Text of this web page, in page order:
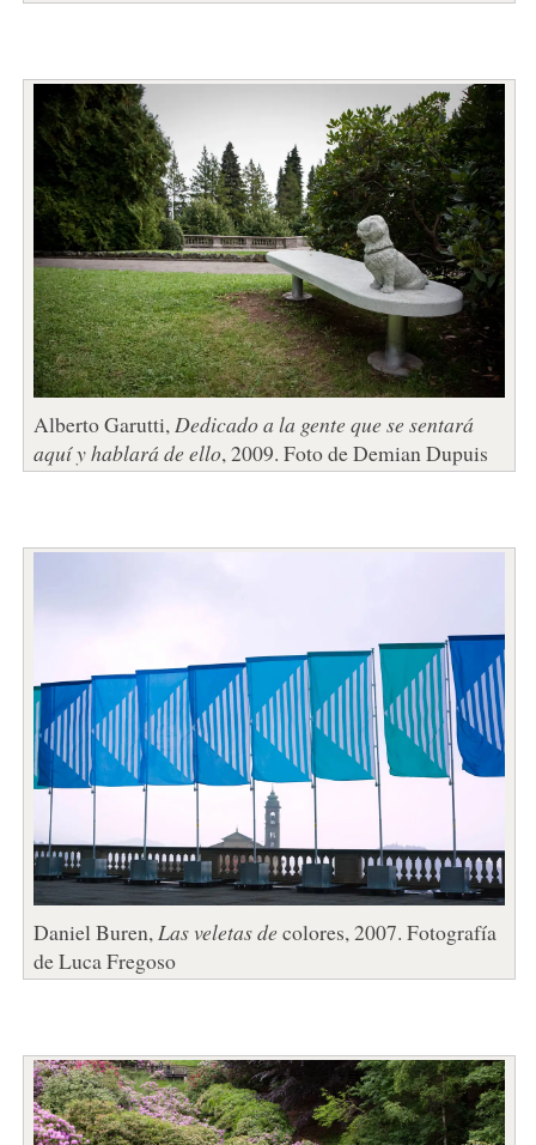
Alberto Garutti, Dedicado a la gente que se sentará
aquí y hablará de ello, 2009. Foto de Demian Dupuis
Daniel Buren, Las veletas de colores, 2007. Fotografía
de Luca Fregoso